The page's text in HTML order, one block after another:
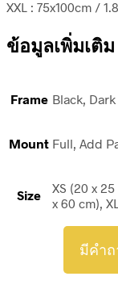
XXL : 75x100cm /
ข้อมูลเพิ่มเติม
Frame Black,
Mount Full, Add
Size
XS (20 x
x 60 cm),
มีคำถ